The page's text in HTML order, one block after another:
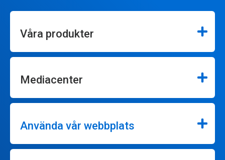
Våra produkter
Mediacenter
Använda vår webbplats